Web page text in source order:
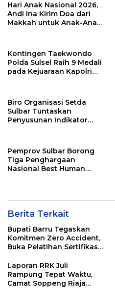
Hari Anak Nasional 2026,
Andi Ina Kirim Doa dari
Makkah untuk Anak-Anak
Kontingen Taekwondo
Polda Sulsel Raih 9 Medali
pada Kejuaraan Kapolri
Biro Organisasi Setda
Sulbar Tuntaskan
Penyusunan Indikator
Pemprov Sulbar Borong
Tiga Penghargaan
Nasional Best Human
Berita Terkait
Bupati Barru Tegaskan
Komitmen Zero Accident,
Buka Pelatihan Sertifikasi
Laporan RRK Juli
Rampung Tepat Waktu,
Camat Soppeng Riaja